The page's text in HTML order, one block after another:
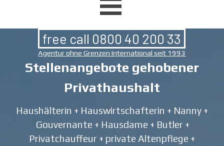
free call 0800 40 200 33
Agentur ohne Grenzen International seit 1993
Stellenangebote gehobener
Privathaushalt
Haushälterin + Hauswirtschafterin + Nanny +
Gouvernante + Hausdame + Butler +
Privatchauffeur + private Altenpflege +